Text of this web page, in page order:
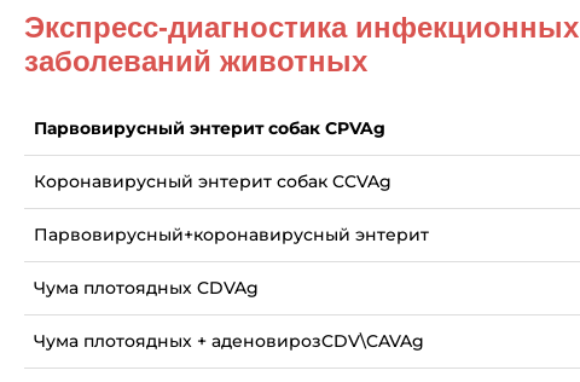
Экспресс-диагностика инфекционных
заболеваний животных
Парвовирусный энтерит собак CPVAg
Коронавирусный энтерит собак CCVAg
Парвовирусный+коронавирусный энтерит
Чума плотоядных CDVAg
Чума плотоядных + аденовирозCDV\CAVAg